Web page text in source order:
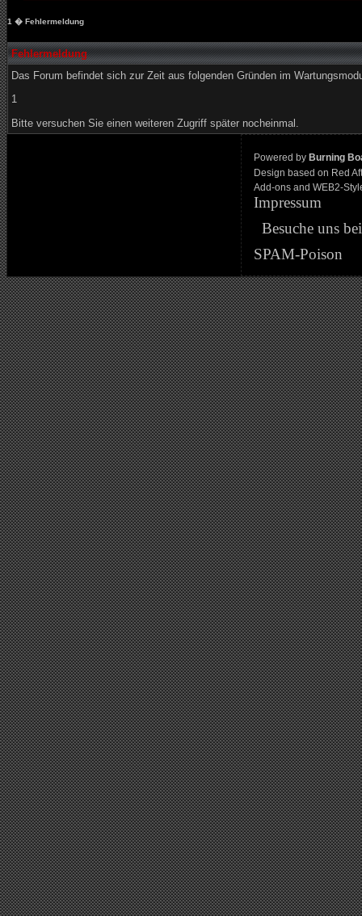
1 � Fehlermeldung
Fehlermeldung
Das Forum befindet sich zur Zeit aus folgenden Gründen im
1
Bitte versuchen Sie einen weiteren Zugriff später nocheinmal.
Powered by Burning
Design based on Red
Add-ons and WEB2-
Impressum
Besuche uns
SPAM-Poison